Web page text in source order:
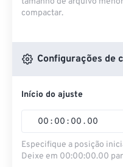
compactar.
Configurações de
Início do ajuste
00 : 00 : 00 . 00
Especifique a posição
Deixe em 00:00:00.00